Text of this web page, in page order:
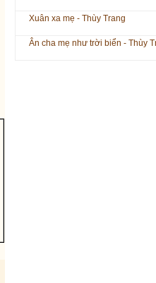
Xuân xa mẹ - Thùy Trang
Ân cha mẹ như trời biển - Thùy